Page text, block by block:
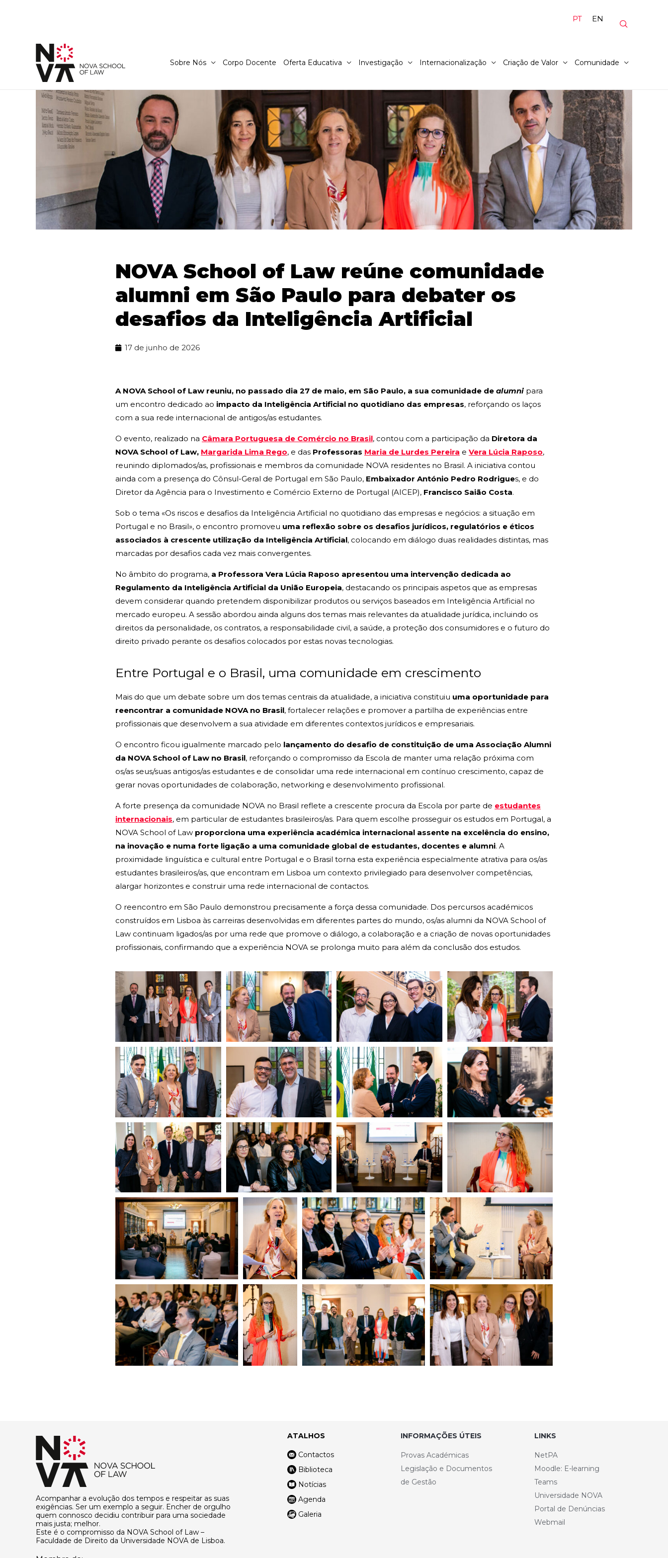
PT EN
Sobre Nós Corpo Docente Oferta Educativa Investigação Internacionalização Criação de Valor Comunidade
NOVA School of Law reúne comunidade
alumni em São Paulo para debater os
desafios da Inteligência Artificial
17 de junho de 2026
A NOVA School of Law reuniu, no passado dia 27 de maio, em São Paulo, a sua comunidade de alumni para
um encontro dedicado ao impacto da Inteligência Artificial no quotidiano das empresas, reforçando os laços
com a sua rede internacional de antigos/as estudantes.
O evento, realizado na Câmara Portuguesa de Comércio no Brasil, contou com a participação da Diretora da
NOVA School of Law, Margarida Lima Rego, e das Professoras Maria de Lurdes Pereira e Vera Lúcia Raposo,
reunindo diplomados/as, profissionais e membros da comunidade NOVA residentes no Brasil. A iniciativa contou
ainda com a presença do Cônsul-Geral de Portugal em São Paulo, Embaixador António Pedro Rodrigues, e do
Diretor da Agência para o Investimento e Comércio Externo de Portugal (AICEP), Francisco Saião Costa.
Sob o tema «Os riscos e desafios da Inteligência Artificial no quotidiano das empresas e negócios: a situação em
Portugal e no Brasil», o encontro promoveu uma reflexão sobre os desafios jurídicos, regulatórios e éticos
associados à crescente utilização da Inteligência Artificial, colocando em diálogo duas realidades distintas, mas
marcadas por desafios cada vez mais convergentes.
No âmbito do programa, a Professora Vera Lúcia Raposo apresentou uma intervenção dedicada ao
Regulamento da Inteligência Artificial da União Europeia, destacando os principais aspetos que as empresas
devem considerar quando pretendem disponibilizar produtos ou serviços baseados em Inteligência Artificial no
mercado europeu. A sessão abordou ainda alguns dos temas mais relevantes da atualidade jurídica, incluindo os
direitos da personalidade, os contratos, a responsabilidade civil, a saúde, a proteção dos consumidores e o futuro do
direito privado perante os desafios colocados por estas novas tecnologias.
Entre Portugal e o Brasil, uma comunidade em crescimento
Mais do que um debate sobre um dos temas centrais da atualidade, a iniciativa constituiu uma oportunidade para
reencontrar a comunidade NOVA no Brasil, fortalecer relações e promover a partilha de experiências entre
profissionais que desenvolvem a sua atividade em diferentes contextos jurídicos e empresariais.
O encontro ficou igualmente marcado pelo lançamento do desafio de constituição de uma Associação Alumni
da NOVA School of Law no Brasil, reforçando o compromisso da Escola de manter uma relação próxima com
os/as seus/suas antigos/as estudantes e de consolidar uma rede internacional em contínuo crescimento, capaz de
gerar novas oportunidades de colaboração, networking e desenvolvimento profissional.
A forte presença da comunidade NOVA no Brasil reflete a crescente procura da Escola por parte de estudantes
internacionais, em particular de estudantes brasileiros/as. Para quem escolhe prosseguir os estudos em Portugal, a
NOVA School of Law proporciona uma experiência académica internacional assente na excelência do ensino,
na inovação e numa forte ligação a uma comunidade global de estudantes, docentes e alumni. A
proximidade linguística e cultural entre Portugal e o Brasil torna esta experiência especialmente atrativa para os/as
estudantes brasileiros/as, que encontram em Lisboa um contexto privilegiado para desenvolver competências,
alargar horizontes e construir uma rede internacional de contactos.
O reencontro em São Paulo demonstrou precisamente a força dessa comunidade. Dos percursos académicos
construídos em Lisboa às carreiras desenvolvidas em diferentes partes do mundo, os/as alumni da NOVA School of
Law continuam ligados/as por uma rede que promove o diálogo, a colaboração e a criação de novas oportunidades
profissionais, confirmando que a experiência NOVA se prolonga muito para além da conclusão dos estudos.
Acompanhar a evolução dos tempos e respeitar as suas
exigências. Ser um exemplo a seguir. Encher de orgulho
quem connosco decidiu contribuir para uma sociedade
mais justa; melhor.
Este é o compromisso da NOVA School of Law –
Faculdade de Direito da Universidade NOVA de Lisboa.
ATALHOS
Contactos
Biblioteca
Notícias
Agenda
Galeria
INFORMAÇÕES ÚTEIS
Provas Académicas
Legislação e Documentos
de Gestão
LINKS
NetPA
Moodle: E-learning
Teams
Universidade NOVA
Portal de Denúncias
Webmail